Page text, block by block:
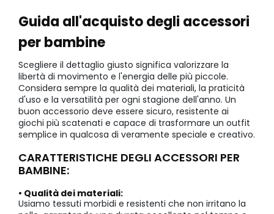
Guida all'acquisto degli accessori
per bambine
Scegliere il dettaglio giusto significa valorizzare la
libertà di movimento e l'energia delle più piccole.
Considera sempre la qualità dei materiali, la praticità
d'uso e la versatilità per ogni stagione dell'anno. Un
buon accessorio deve essere sicuro, resistente ai
giochi più scatenati e capace di trasformare un outfit
semplice in qualcosa di veramente speciale e creativo.
CARATTERISTICHE DEGLI ACCESSORI PER
BAMBINE:
• Qualità dei materiali:
Usiamo tessuti morbidi e resistenti che non irritano la